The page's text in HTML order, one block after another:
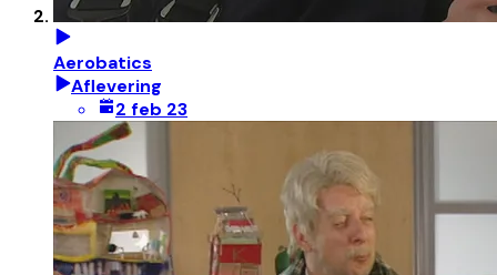
Aerobatics
Aflevering
2 feb 23